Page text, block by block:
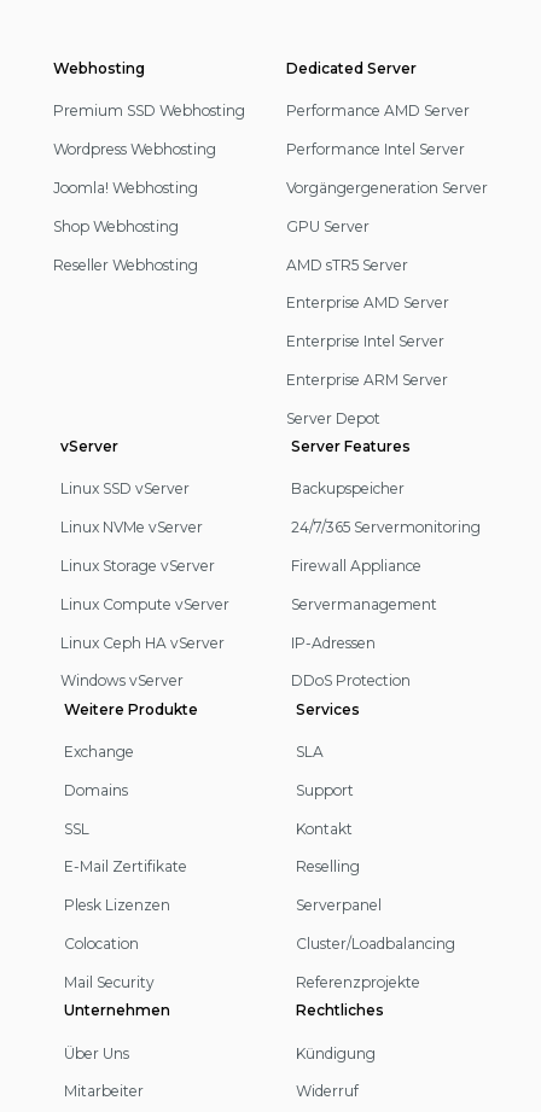
Footer
Navigation
Webhosting
Premium SSD Webhosting
Wordpress Webhosting
Joomla! Webhosting
Shop Webhosting
Reseller Webhosting
Dedicated Server
Performance AMD Server
Performance Intel Server
Vorgängergeneration Server
GPU Server
AMD sTR5 Server
Enterprise AMD Server
Enterprise Intel Server
Enterprise ARM Server
Server Depot
vServer
Linux SSD vServer
Linux NVMe vServer
Linux Storage vServer
Linux Compute vServer
Linux Ceph HA vServer
Windows vServer
Server Features
Backupspeicher
24/7/365 Servermonitoring
Firewall Appliance
Servermanagement
IP-Adressen
DDoS Protection
Weitere Produkte
Exchange
Domains
SSL
E-Mail Zertifikate
Plesk Lizenzen
Colocation
Mail Security
Services
SLA
Support
Kontakt
Reselling
Serverpanel
Cluster/Loadbalancing
Referenzprojekte
Unternehmen
Über Uns
Mitarbeiter
Rechtliches
Kündigung
Widerruf